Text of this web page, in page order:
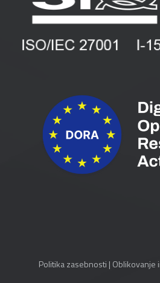
Pogoji in pogodbe
Spletni seminarji
Politika zasebnosti | Oblikovanje